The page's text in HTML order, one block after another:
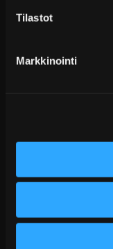
Tilastot
Markkinointi
Alk. €1.751,99
Toimitus